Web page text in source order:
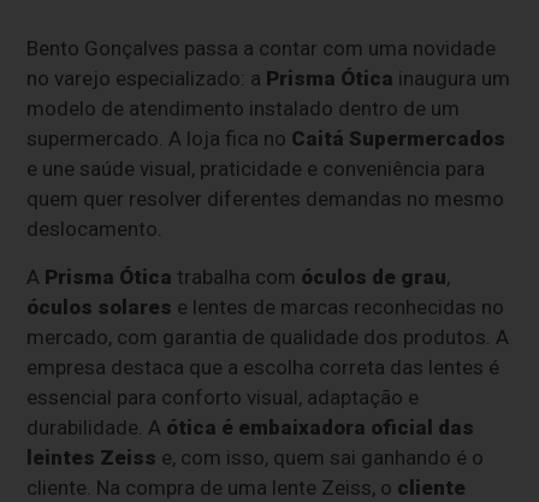
Bento Gonçalves passa a contar com uma novidade
no varejo especializado: a Prisma Ótica inaugura um
modelo de atendimento instalado dentro de um
supermercado. A loja fica no Caitá Supermercados
e une saúde visual, praticidade e conveniência para
quem quer resolver diferentes demandas no mesmo
deslocamento.
A Prisma Ótica trabalha com óculos de grau,
óculos solares e lentes de marcas reconhecidas no
mercado, com garantia de qualidade dos produtos. A
empresa destaca que a escolha correta das lentes é
essencial para conforto visual, adaptação e
durabilidade. A ótica é embaixadora oficial das
leintes Zeiss e, com isso, quem sai ganhando é o
cliente. Na compra de uma lente Zeiss, o cliente